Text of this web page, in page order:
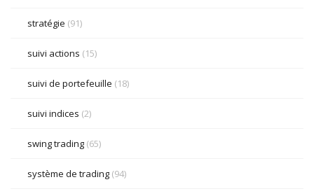
stratégie (91)
suivi actions (15)
suivi de portefeuille (18)
suivi indices (2)
swing trading (65)
système de trading (94)